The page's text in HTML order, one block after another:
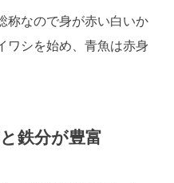
称なので身が赤い白いか
ワシを始め、青魚は赤身
鉄分が豊富